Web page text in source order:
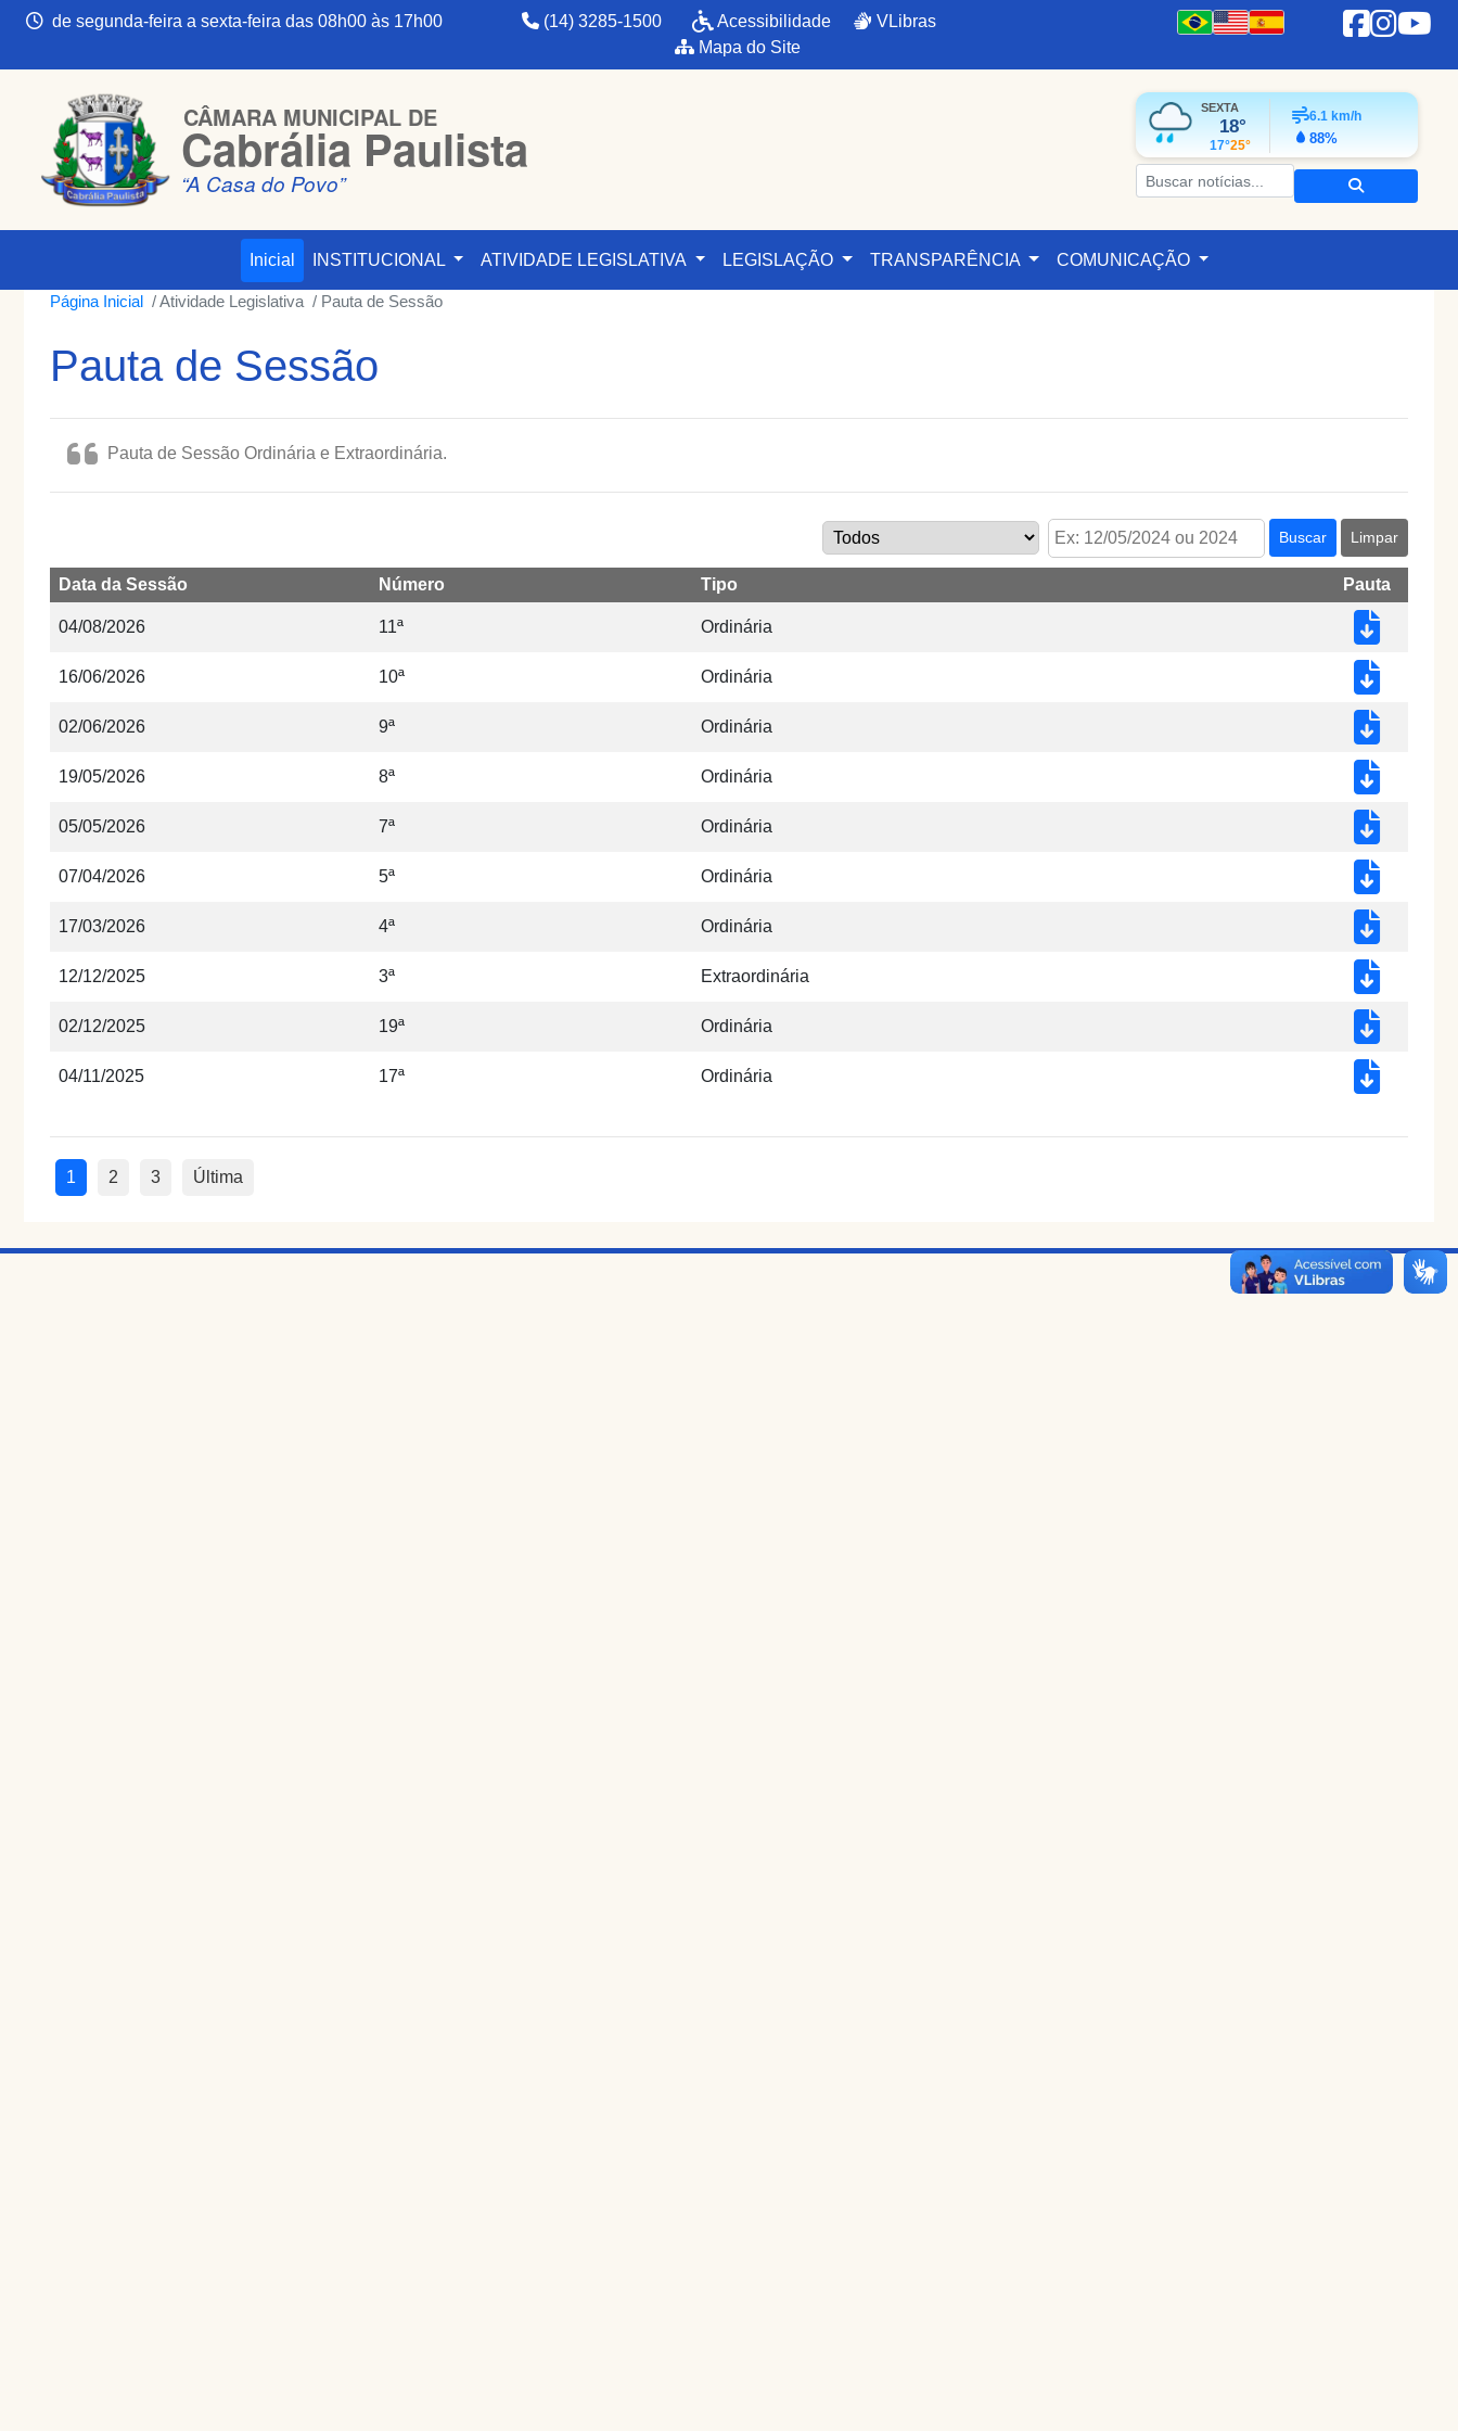
de segunda-feira a sexta-feira das 08h00 às 17h00 (14) 3285-1500 Acessibilidade
VLibras
Mapa do Site
CÂMARA MUNICIPAL DE
Cabrália Paulista
“A Casa do Povo”
SEXTA
18°
17°25°
6.1 km/h
88%
Inicial INSTITUCIONAL ATIVIDADE LEGISLATIVA LEGISLAÇÃO TRANSPARÊNCIA COMUNICAÇÃO
Página Inicial Atividade Legislativa Pauta de Sessão
Pauta de Sessão
Pauta de Sessão Ordinária e Extraordinária.
Buscar Limpar
Data da Sessão Número Tipo Pauta
04/08/2026 11ª Ordinária
16/06/2026 10ª Ordinária
02/06/2026 9ª Ordinária
19/05/2026 8ª Ordinária
05/05/2026 7ª Ordinária
07/04/2026 5ª Ordinária
17/03/2026 4ª Ordinária
12/12/2025 3ª Extraordinária
02/12/2025 19ª Ordinária
04/11/2025 17ª Ordinária
1 2 3 Última